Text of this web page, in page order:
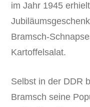
im Jahr 1945
Bramsch-
Kartoffelsalat.
Selbst in der DDR
Bramsch seine